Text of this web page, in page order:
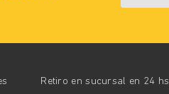
Retiro en sucursal en 24 hs